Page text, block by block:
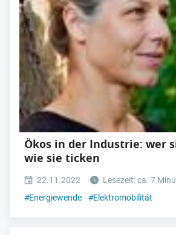
Ökos in der Industrie: wer
wie sie ticken
22.11.2022
Lesezeit: ca. 7
#Energiewende #Elektromobilität